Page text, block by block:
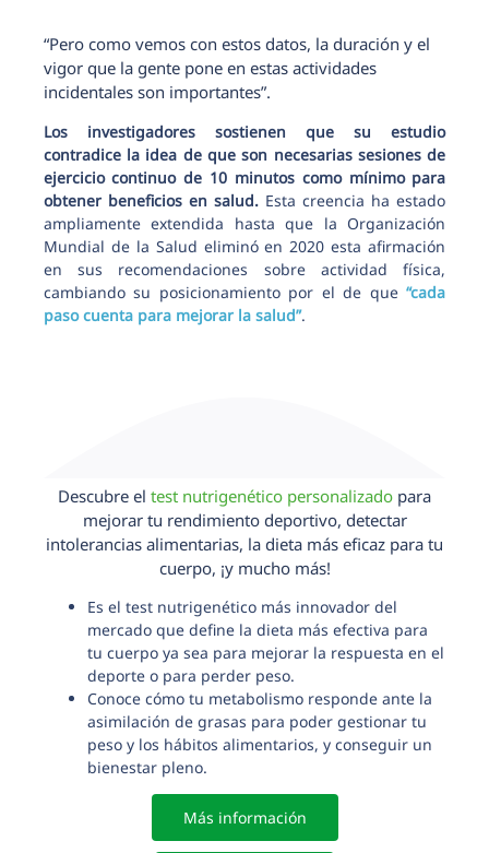
“Pero como vemos con estos datos, la duración y el
vigor que la gente pone en estas actividades
incidentales son importantes”.
Los investigadores sostienen que su estudio
contradice la idea de que son necesarias sesiones de
ejercicio continuo de 10 minutos como mínimo para
obtener beneficios en salud.Esta creencia ha estado
ampliamente extendida hasta que la Organización
Mundial de la Salud eliminó en 2020 esta afirmación
en sus recomendaciones sobre actividad física,
cambiando su posicionamiento por el de que“cada
paso cuenta para mejorar la salud”.
Descubre el test nutrigenético personalizado para
mejorar tu rendimiento deportivo, detectar
intolerancias alimentarias, la dieta más eficaz para tu
cuerpo, ¡y mucho más!
Es el test nutrigenético más innovador del
mercado que define la dieta más efectiva para
tu cuerpo ya sea para mejorar la respuesta en el
deporte o para perder peso.
Conoce cómo tu metabolismo responde ante la
asimilación de grasas para poder gestionar tu
peso y los hábitos alimentarios, y conseguir un
bienestar pleno.
Más información